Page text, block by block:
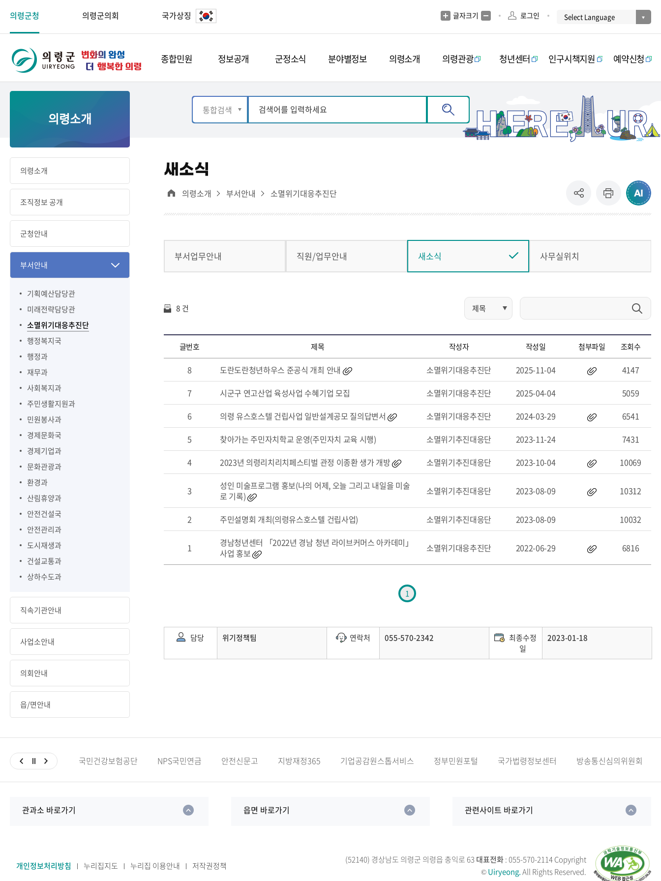
의령군청 의령군의회 국가상징 글자크기 로그인
종합민원 정보공개 군정소식 분야별정보 의령소개 의령관광 청년센터 인구시책지원 예약신청
의령소개
의령소개
조직정보 공개
군청안내
부서안내
기획예산담당관
미래전략담당관
소멸위기대응추진단
행정복지국
행정과
재무과
사회복지과
주민생활지원과
민원봉사과
경제문화국
경제기업과
문화관광과
환경과
산림휴양과
안전건설국
안전관리과
도시재생과
건설교통과
상하수도과
직속기관안내
사업소안내
의회안내
읍/면안내
새소식
의령소개 부서안내 소멸위기대응추진단
부서업무안내 직원/업무안내 새소식 사무실위치
8 건
글번호 제목 작성자 작성일 첨부파일 조회수
8 도란도란청년하우스 준공식 개최 안내 소멸위기대응추진단 2025-11-04
4147
7
시군구 연고산업 육성사업 수혜기업 모집 소멸위기대응추진단 2025-04-04
5059
6
의령 유스호스텔 건립사업 일반설계공모 질의답변서 소멸위기대응추진단 2024-03-29
6541
5
찾아가는 주민자치학교 운영(주민자치 교육 시행) 소멸위기추진대응단 2023-11-24
7431
4
2023년 의령리치리치페스티벌 관정 이종환 생가 개방 소멸위기추진대응단 2023-10-04 10069
3
성인 미술프로그램 홍보(나의 어제, 오늘 그리고 내일을 미술
로 기록)
소멸위기추진대응단 2023-08-09 10312
2 주민설명회 개최(의령유스호스텔 건립사업) 소멸위기추진대응단 2023-08-09 10032
1
경남청년센터 「2022년 경남 청년 라이브커머스 아카데미」
사업 홍보
소멸위기대응추진단 2022-06-29 6816
1
담당 위기정책팀 연락처 055-570-2342
최종수정
일
2023-01-18
국민건강보험공단 NPS국민연금 안전신문고 지방재정365 기업공감원스톱서비스 정부민원포털 국가법령정보센터 방송통신심의위원회
관과소 바로가기 읍면 바로가기 관련사이트 바로가기
개인정보처리방침 누리집지도 누리집 이용안내 저작권정책
(52140) 경상남도 의령군 의령읍 충익로 63 대표전화: 055-570-2114Copyright
©Uiryeong.All Rights Reserved.